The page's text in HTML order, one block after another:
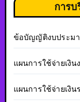
การ
ข้อบัญญัติงบประม
แผนการใช้จ่ายเงิ
แผนการใช้จ่ายเงิ